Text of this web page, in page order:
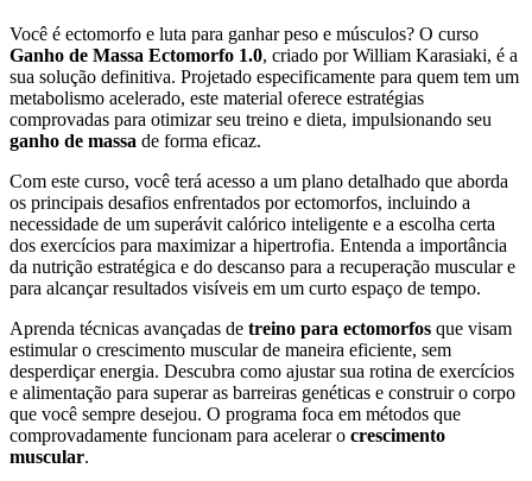
Você é ectomorfo e luta para ganhar peso e músculos? O curso
Ganho de Massa Ectomorfo 1.0, criado por William Karasiaki, é a
sua solução definitiva. Projetado especificamente para quem tem um
metabolismo acelerado, este material oferece estratégias
comprovadas para otimizar seu treino e dieta, impulsionando seu
ganho de massa de forma eficaz.
Com este curso, você terá acesso a um plano detalhado que aborda
os principais desafios enfrentados por ectomorfos, incluindo a
necessidade de um superávit calórico inteligente e a escolha certa
dos exercícios para maximizar a hipertrofia. Entenda a importância
da nutrição estratégica e do descanso para a recuperação muscular e
para alcançar resultados visíveis em um curto espaço de tempo.
Aprenda técnicas avançadas de treino para ectomorfos que visam
estimular o crescimento muscular de maneira eficiente, sem
desperdiçar energia. Descubra como ajustar sua rotina de exercícios
e alimentação para superar as barreiras genéticas e construir o corpo
que você sempre desejou. O programa foca em métodos que
comprovadamente funcionam para acelerar o crescimento
muscular.